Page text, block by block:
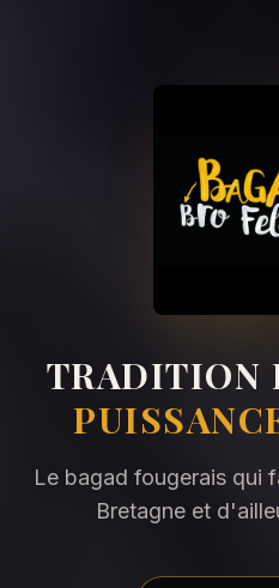
TRADITION
Le bagad fougerais qui
Bretagne et